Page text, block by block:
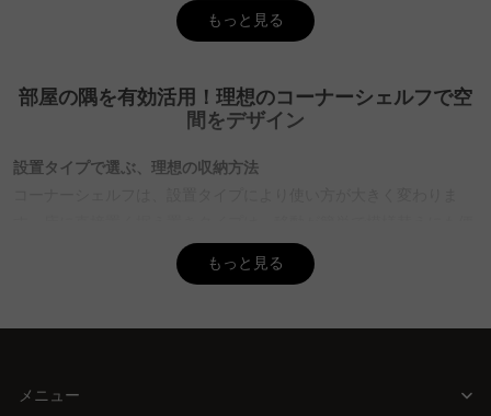
く見せることができます。突っ張りタイプは壁に穴を開けずに設置
できるため、賃貸でも安心して使用できます。CAGUUUでは多彩な
「MyCoordi」で理想の空間作りをサポートします。
Q. コーナーシェルフを選ぶ際に重要なポイントは何です
A. コーナーシェルフを選ぶ際には、設置タイプ、サイズと耐荷重、
を選びましょう。材質は部屋の雰囲気や用途に合わせて選ぶことで
統一感が出ます。CAGUUUでは高品質な素材を使用し、多彩なスタ
Q. コーナーシェルフの材質はどのようなものがあります
製、MDF材があります。木製は温かみがあり、様々なインテリアス
もっと見る
部屋の隅を有効活用！理想のコーナーシェルフで空
間をデザイン
設置タイプで選ぶ、理想の収納方法
利。壁付けタイプは、壁のデッドスペースを活用して部屋を広く見
せ、突っ張りタイプは賃貸住宅でも安心して使用できます。
納スペースを確保でき、適切な奥行きや耐荷重を選ぶことで、安心
もっと見る
メニュー